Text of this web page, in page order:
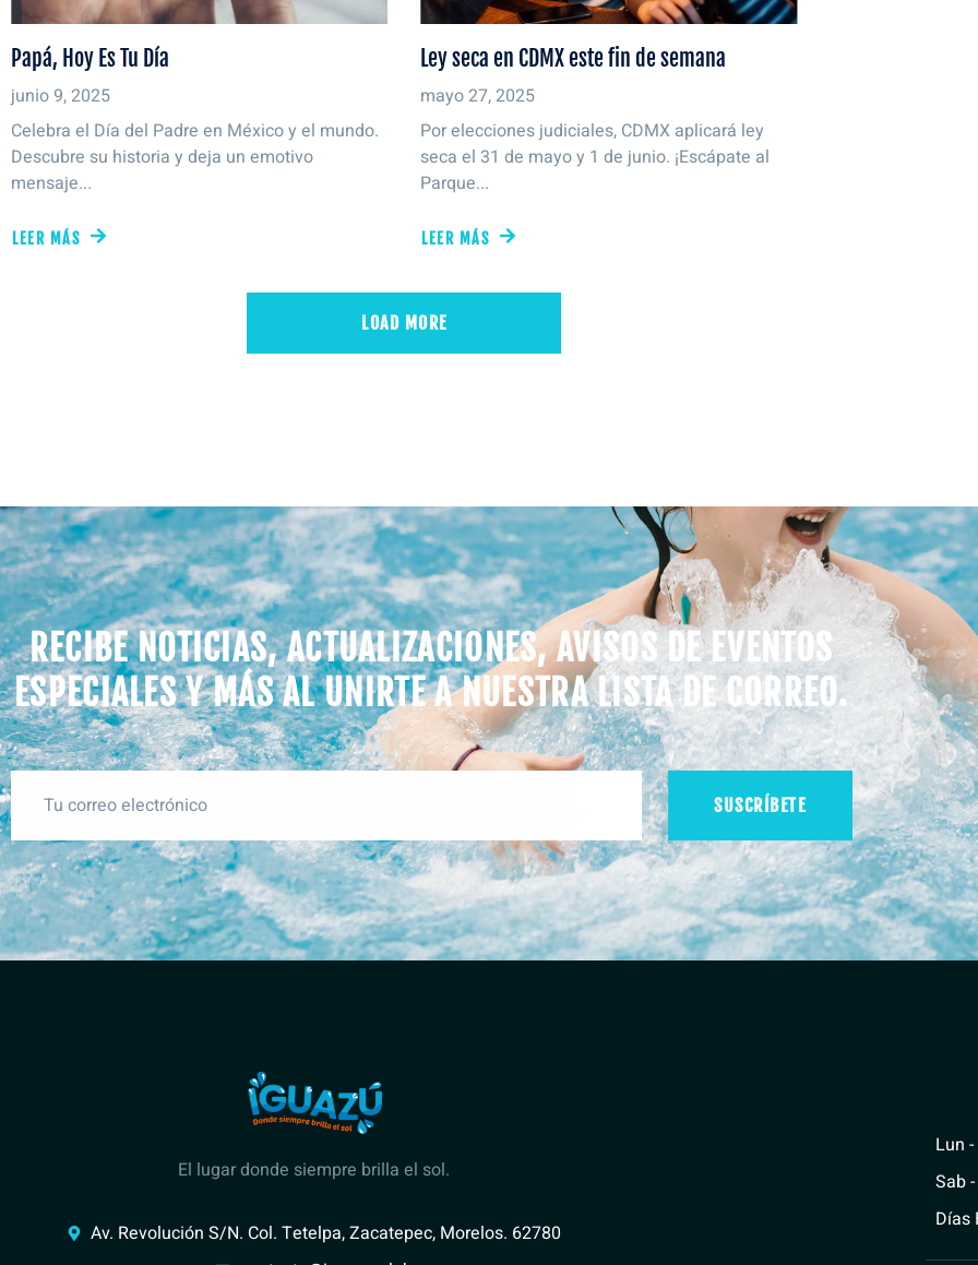
Papá, Hoy Es Tu Día
junio 9, 2025
Celebra el Día del Padre en México y el mundo.
Descubre su historia y deja un emotivo
mensaje...
LEER MÁS
Ley seca en CDMX este fin de semana
mayo 27, 2025
Por elecciones judiciales, CDMX aplicará ley
seca el 31 de mayo y 1 de junio. ¡Escápate al
Parque...
LEER MÁS
LOAD MORE
RECIBE NOTICIAS, ACTUALIZACIONES, AVISOS DE EVENTOS
ESPECIALES Y MÁS AL UNIRTE A NUESTRA LISTA DE CORREO.
SUSCRÍBETE
El lugar donde siempre brilla el sol.
Av. Revolución S/N. Col. Tetelpa, Zacatepec, Morelos. 62780
Lun
Sab
Días